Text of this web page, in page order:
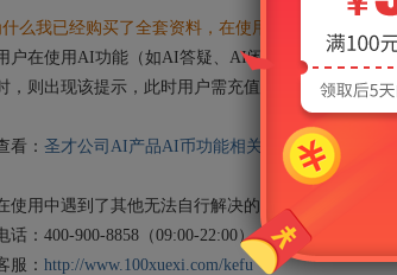
我已经购买了全套资料，在使用AI功能的时候却提
在使用AI功能（如AI答疑、AI闲聊）的过程中，会
，则出现该提示，此时用户需充值AI币后才可继续
： 圣才公司AI产品AI币功能相关说明
用中遇到了其他无法自行解决的问题，请联系客服
：400-900-8858（09:00-22:00）
： http://www.100xuexi.com/kefu